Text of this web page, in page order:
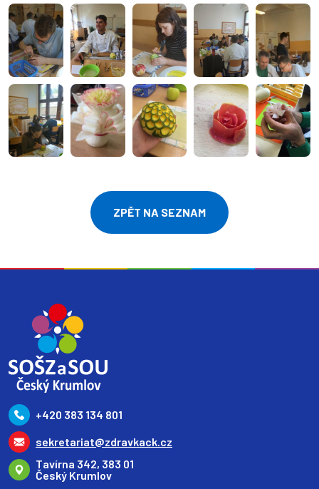
ZPĚT NA SEZNAM
+420 383 134 801
sekretariat@zdravkack.cz
Tavírna 342, 383 01
Český Krumlov